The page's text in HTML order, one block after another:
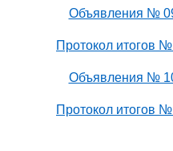
Объявления №
Протокол итогов
Объявления №
Протокол итогов